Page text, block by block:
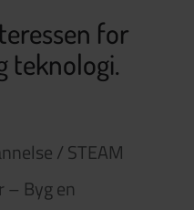
for
teknologi.
/STEAM
– Byg en